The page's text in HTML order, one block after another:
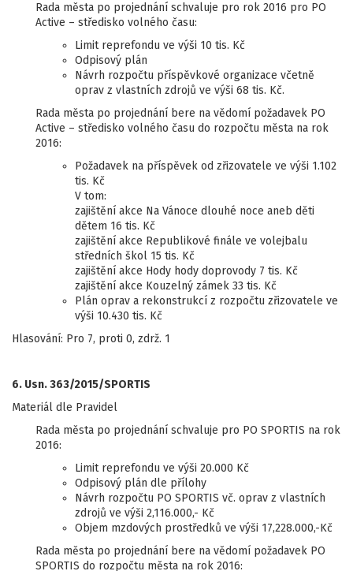
Rada města po projednání schvaluje pro rok 2016 pro PO
Active – středisko volného času:
Limit reprefondu ve výši 10 tis. Kč
Odpisový plán
Návrh rozpočtu příspěvkové organizace včetně
oprav z vlastních zdrojů ve výši 68 tis. Kč.
Rada města po projednání bere na vědomí požadavek PO
Active – středisko volného času do rozpočtu města na rok
2016:
Požadavek na příspěvek od zřizovatele ve výši 1.102
tis. Kč
V tom:
zajištění akce Na Vánoce dlouhé noce aneb děti
dětem 16 tis. Kč
zajištění akce Republikové finále ve volejbalu
středních škol 15 tis. Kč
zajištění akce Hody hody doprovody 7 tis. Kč
zajištění akce Kouzelný zámek 33 tis. Kč
Plán oprav a rekonstrukcí z rozpočtu zřizovatele ve
výši 10.430 tis. Kč
Hlasování: Pro 7, proti 0, zdrž. 1
6. Usn. 363/2015/SPORTIS
Materiál dle Pravidel
Rada města po projednání schvaluje pro PO SPORTIS na rok
2016:
Limit reprefondu ve výši 20.000 Kč
Odpisový plán dle přílohy
Návrh rozpočtu PO SPORTIS vč. oprav z vlastních
zdrojů ve výši 2,116.000,- Kč
Objem mzdových prostředků ve výši 17,228.000,-Kč
Rada města po projednání bere na vědomí požadavek PO
SPORTIS do rozpočtu města na rok 2016: